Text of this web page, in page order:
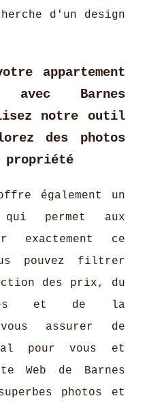
d'un design
appartement
Barnes
notre outil
des photos
propriété
également un
permet aux
exactement ce
pouvez filtrer
des prix, du
et de la
assurer de
pour vous et
Web de Barnes
photos et